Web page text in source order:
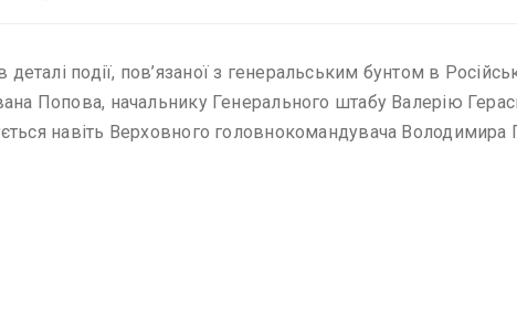
події, пов’язаної з генеральським бунтом в
Попова, начальнику Генерального штабу Валерію
навіть Верховного головнокомандувача Володимира